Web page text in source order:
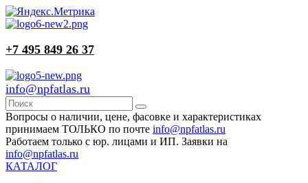
+7 495 849 26 37
info@npfatlas.ru
Вопросы о наличии, цене, фасовке и характеристиках
принимаем ТОЛЬКО по почте info@npfatlas.ru
Работаем только с юр. лицами и ИП. Заявки на
info@npfatlas.ru
КАТАЛОГ